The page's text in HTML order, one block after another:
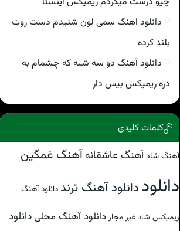
دانلود اهنگ سمی لون شنیدم دست روت
بلند کرده
دانلود آهنگ دو سه شبه که چشمام به
دره ریمیکس بیس دار
کلمات کلیدی
آهنگ شادآهنگ عاشقانهآهنگ غمگین
دانلوددانلود آهنگ ترند دانلود آهنگ
ریمیکس شاد غیر مجاز دانلود آهنگ محلیدانلود